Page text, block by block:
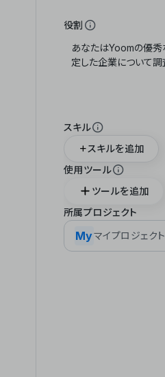
役割
スキル
スキルを追加
使用ツール
ツールを追加
所属プロジェクト
Myマイプロジェクト